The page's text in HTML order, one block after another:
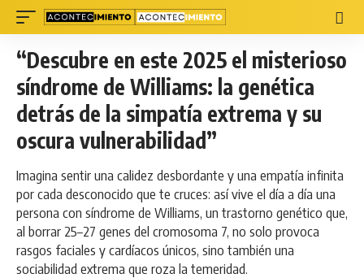
“Descubre en este 2025 el misterioso
síndrome de Williams: la genética
detrás de la simpatía extrema y su
oscura vulnerabilidad”
Imagina sentir una calidez desbordante y una empatía infinita
por cada desconocido que te cruces: así vive el día a día una
persona con síndrome de Williams, un trastorno genético que,
al borrar 25–27 genes del cromosoma 7, no solo provoca
rasgos faciales y cardíacos únicos, sino también una
sociabilidad extrema que roza la temeridad.